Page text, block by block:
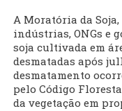
A Moratória da
indústrias, ONGs e
soja cultivada em
desmatadas após
desmatamento
pelo Código
da vegetação em